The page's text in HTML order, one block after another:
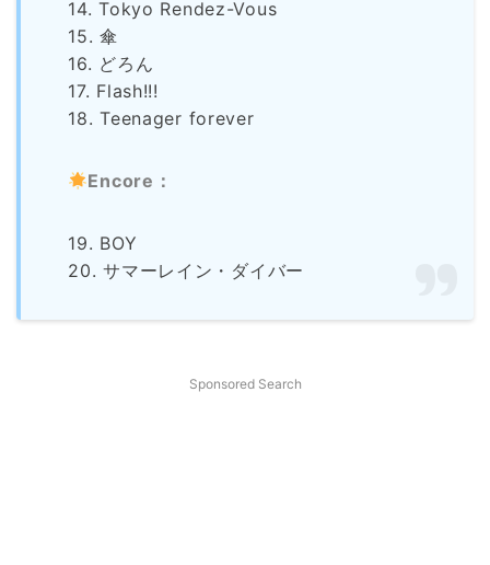
14. Tokyo Rendez-Vous
15. 傘
16. どろん
17. Flash!!!
18. Teenager forever
Encore：
19. BOY
20. サマーレイン・ダイバー
Sponsored Search